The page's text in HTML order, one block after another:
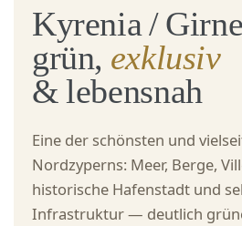
Kyrenia /
grün, exklusiv
& lebensnah
Eine der schönsten und
Nordzyperns: Meer, Berge,
historische Hafenstadt und
Infrastruktur — deutlich